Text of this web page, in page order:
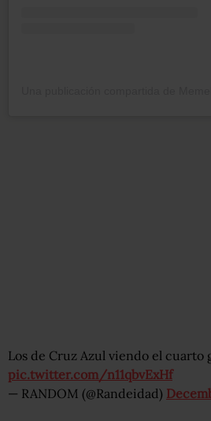
Los de Cruz Azul viendo el cuarto
pic.twitter.com/n11qbvExHf
— RANDOM (@Randeidad)